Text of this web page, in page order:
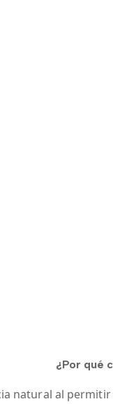
¿Por qué
natural al